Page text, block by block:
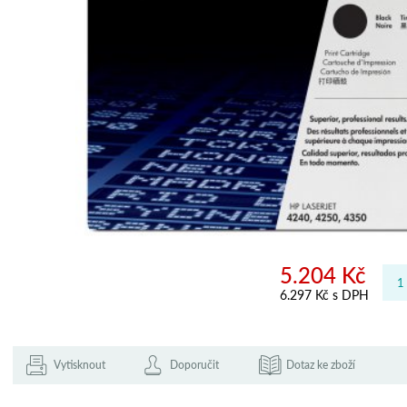
5.204 Kč
6.297 Kč s DPH
Vytisknout Doporučit Dotaz ke zboží